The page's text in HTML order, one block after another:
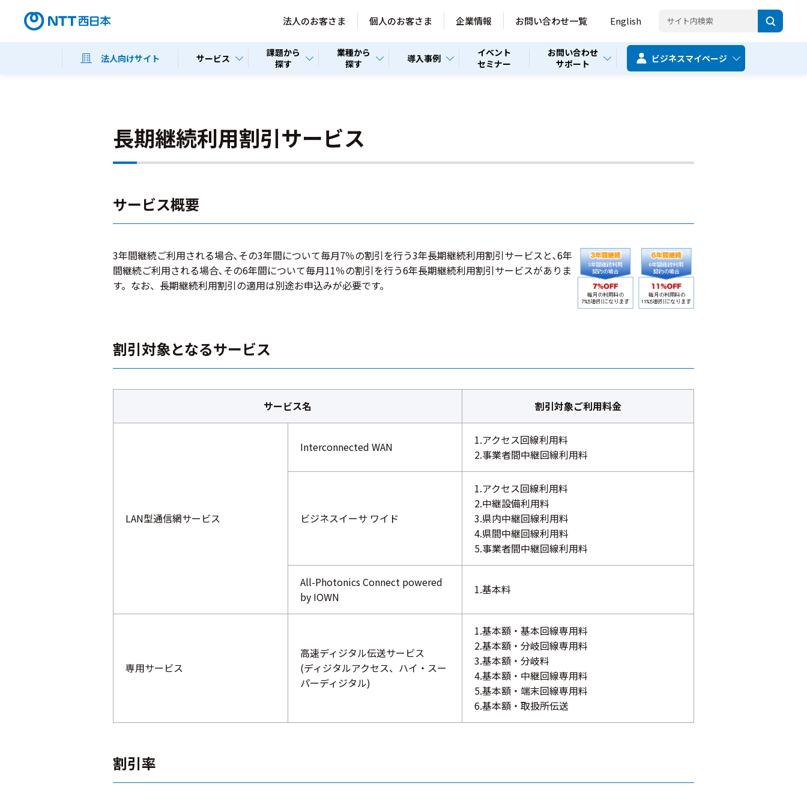
法人のお客さま 個人のお客さま 企業情報 お問い合わせ一覧 English
法人向けサイト サービス
課題から
探す
業種から
探す
導入事例
イベント
セミナー
お問い合わせ
サポート
ビジネスマイページ
長期継続利用割引サービス
サービス概要
3年間継続ご利用される場合､その3年間について毎月7％の割引を行う3年長期継続利用割引サービスと､6年
間継続ご利用される場合､その6年間について毎月11％の割引を行う6年長期継続利用割引サービスがありま
す。なお、長期継続利用割引の適用は別途お申込みが必要です。
割引対象となるサービス
サービス名 割引対象ご利用料金
LAN型通信網サービス
Interconnected WAN
1.アクセス回線利用料
2.事業者間中継回線利用料
ビジネスイーサ ワイド
1.アクセス回線利用料
2.中継設備利用料
3.県内中継回線利用料
4.県間中継回線利用料
5.事業者間中継回線利用料
All-Photonics Connect powered
by IOWN
1.基本料
専用サービス
高速ディジタル伝送サービス
(ディジタルアクセス、ハイ・スー
パーディジタル)
1.基本額・基本回線専用料
2.基本額・分岐回線専用料
3.基本額・分岐料
4.基本額・中継回線専用料
5.基本額・端末回線専用料
6.基本額・取扱所伝送
割引率